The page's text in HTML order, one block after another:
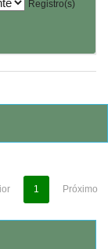
Registro(s)
1 Próximo